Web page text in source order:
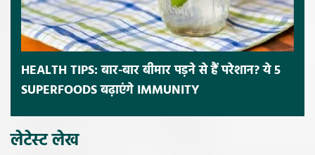
HEALTH TIPS: बार-बार बीमार पड़ने से हैं परेशान? ये 5
SUPERFOODS बढ़ाएंगे IMMUNITY
लेटेस्ट लेख